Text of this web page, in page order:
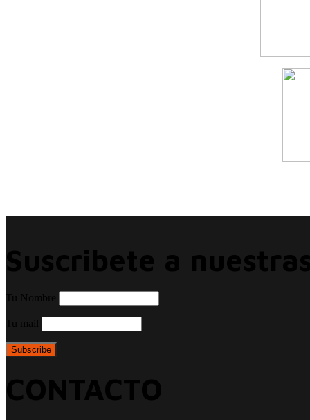
Suscribete a
Tu Nombre
Tu mail
CONTACTO